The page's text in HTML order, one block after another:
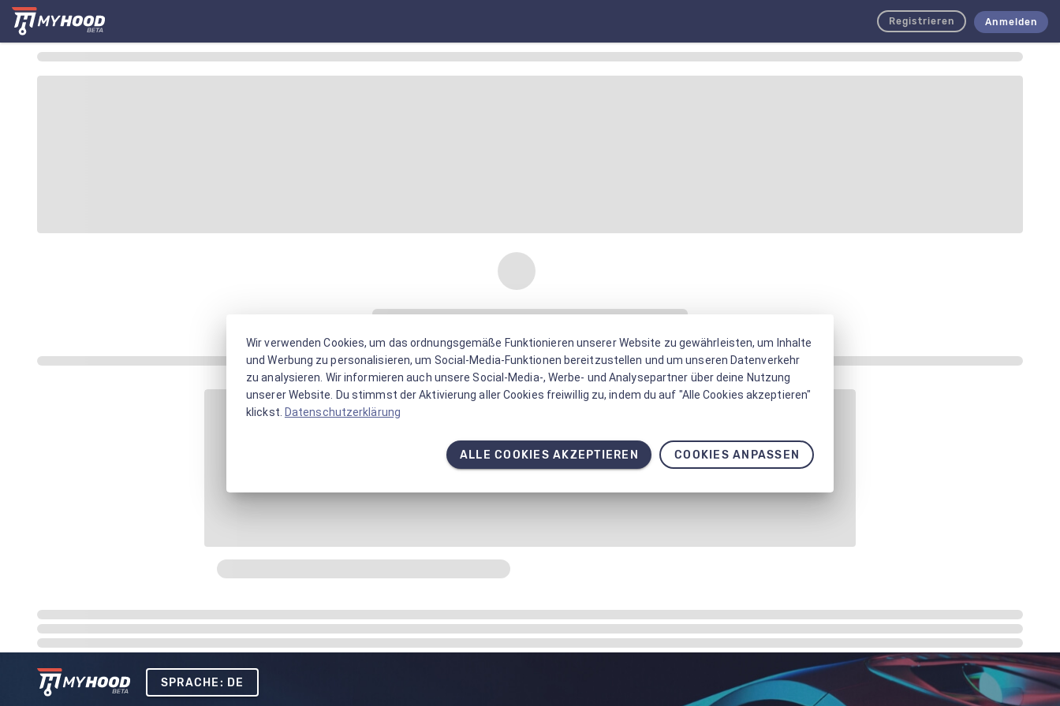
Registrieren Anmelden
SPRACHE: DE
Wir verwenden Cookies, um das ordnungsgemäße Funktionieren unserer Website zu gewährleisten, um Inhalte
und Werbung zu personalisieren, um Social-Media-Funktionen bereitzustellen und um unseren Datenverkehr
zu analysieren. Wir informieren auch unsere Social-Media-, Werbe- und Analysepartner über deine Nutzung
unserer Website. Du stimmst der Aktivierung aller Cookies freiwillig zu, indem du auf "Alle Cookies akzeptieren"
klickst. Datenschutzerklärung
ALLE COOKIES AKZEPTIEREN COOKIES ANPASSEN